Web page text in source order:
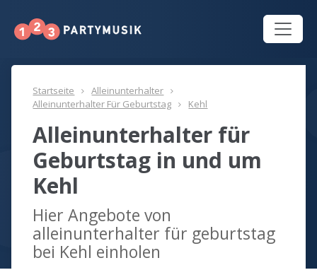
Startseite
Alleinunterhalter
Alleinunterhalter Für Geburtstag
Kehl
Alleinunterhalter für
Geburtstag in und um
Kehl
Hier Angebote von
alleinunterhalter für geburtstag
bei Kehl einholen